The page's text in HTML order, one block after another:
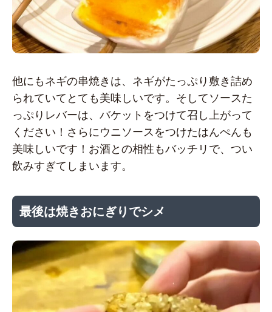
他にもネギの串焼きは、ネギがたっぷり敷き詰め
られていてとても美味しいです。そしてソースた
っぷりレバーは、バケットをつけて召し上がって
ください！さらにウニソースをつけたはんぺんも
美味しいです！お酒との相性もバッチリで、つい
飲みすぎてしまいます。
最後は焼きおにぎりでシメ